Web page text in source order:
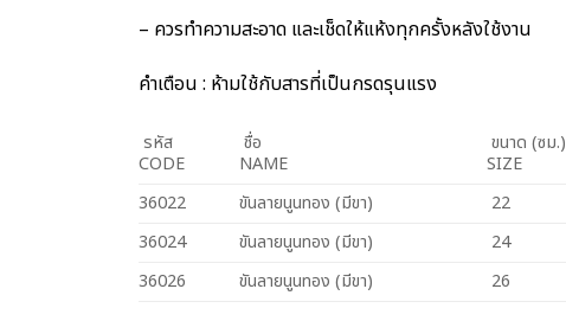
– ควรทำความสะอาด และเช็ดให้แห้งทุกครั้งหลังใช้งาน
คำเตือน : ห้ามใช้กับสารที่เป็นกรดรุนแรง
รหัส
CODE
ชื่อ
NAME
ขนาด (ซม.)
SIZE
36022
ขันลายนูนทอง (มีขา) 22
36024
ขันลายนูนทอง (มีขา) 24
36026
ขันลายนูนทอง (มีขา) 26